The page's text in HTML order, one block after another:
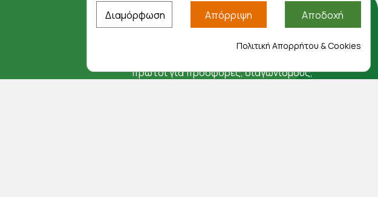
Αποκλειστικές προσφορές
πρώτοι για προσφορές, διαγωνισμούς,
Διαμόρφωση Απόρριψη Αποδοχή
Πολιτική Απορρήτου & Cookies